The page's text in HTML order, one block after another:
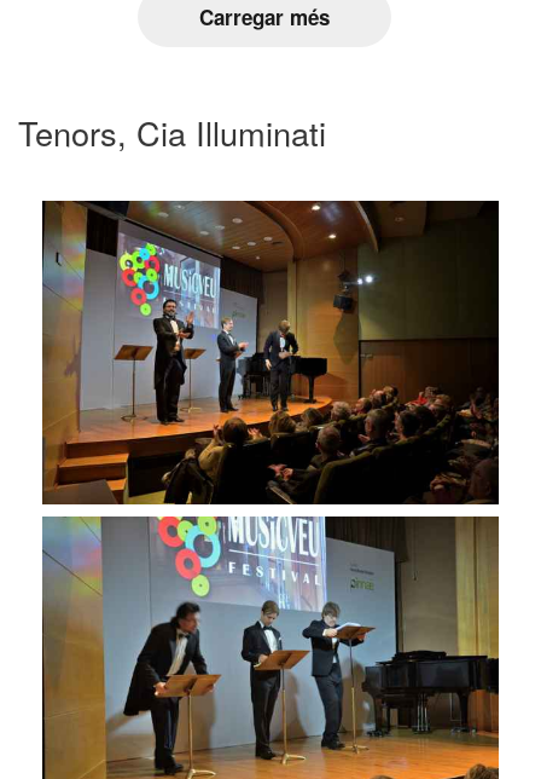
Carregar més
Tenors, Cia Illuminati